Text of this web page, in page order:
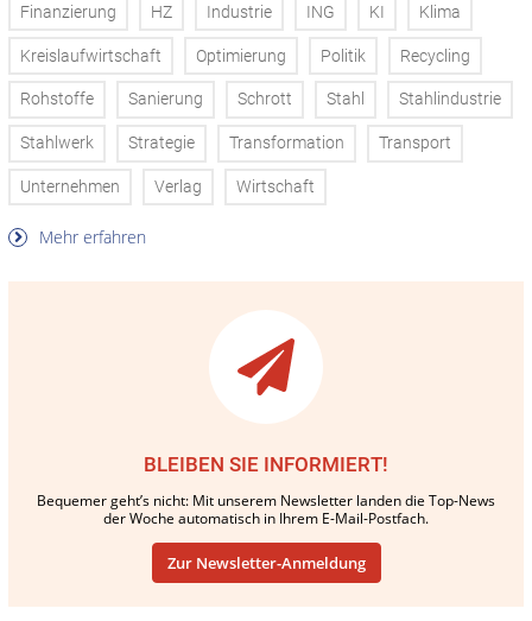
Finanzierung HZ Industrie ING KI Klima
Kreislaufwirtschaft Optimierung Politik Recycling
Rohstoffe Sanierung Schrott Stahl Stahlindustrie
Stahlwerk Strategie Transformation Transport
Unternehmen Verlag Wirtschaft
Mehr erfahren
BLEIBEN SIE INFORMIERT!
Bequemer geht’s nicht: Mit unserem Newsletter landen die Top-News
der Woche automatisch in Ihrem E-Mail-Postfach.
Zur Newsletter-Anmeldung